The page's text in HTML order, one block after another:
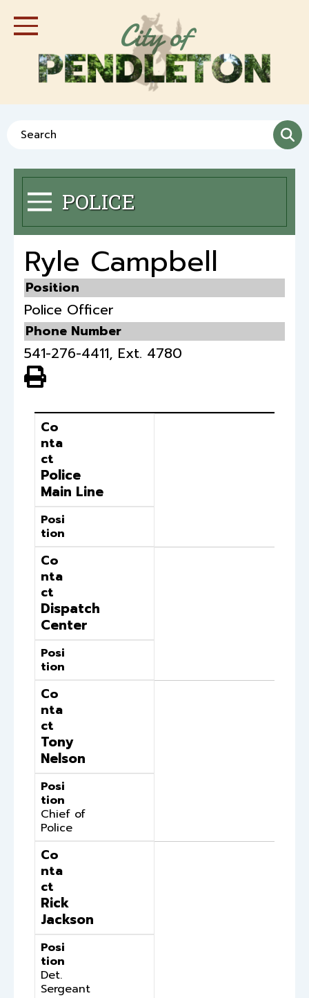
to
content
Toggle Navigation
City of
Search
POLICE
Toggle Menu
Ryle Campbell
Position
Police Officer
Phone Number
541-276-4411, Ext. 4780
Contact
Position
Co
nta
ct
Police
Main Line
Posi
tion
Co
nta
ct
Dispatch
Center
Posi
tion
Co
nta
ct
Tony
Nelson
Posi
tion
Chief of
Police
Co
nta
ct
Rick
Jackson
Posi
tion
Det.
Sergeant